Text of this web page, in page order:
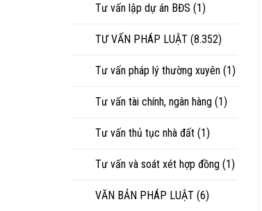
Tư vấn lập dự án BĐS (1)
TƯ VẤN PHÁP LUẬT (8.352)
Tư vấn pháp lý thường xuyên (1)
Tư vấn tài chính, ngân hàng (1)
Tư vấn thủ tục nhà đất (1)
Tư vấn và soát xét hợp đồng (1)
VĂN BẢN PHÁP LUẬT (6)